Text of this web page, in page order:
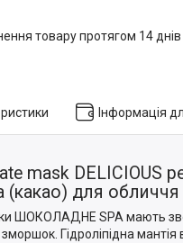
товару протягом 14 днів
Інформація
mask DELICIOUS
для обличчя
ШОКОЛАДНЕ SPA мають
Гідроліпідна